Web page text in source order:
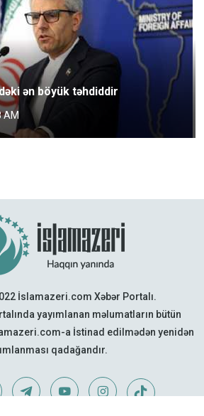
ən böyük təhdiddir
AM
İslamazeri.com Xəbər Portalı.
yayımlanan məlumatların bütün
a İstinad edilmədən yenidən
qadağandır.